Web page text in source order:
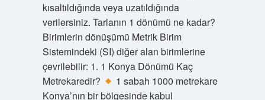
kısaltıldığında veya uzatıldığında
verilersiniz. Tarlanın 1 dönümü ne kadar?
Birimlerin dönüşümü Metrik Birim
Sistemindeki (SI) diğer alan birimlerine
çevrilebilir: 1. 1 Konya Dönümü Kaç
Metrekaredir?
1 sabah 1000 metrekare
Konya’nın bir bölgesinde kabul